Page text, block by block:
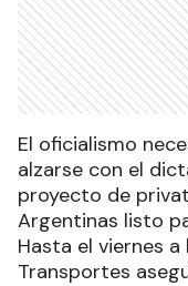
El oficialismo
alzarse con el
proyecto de
Argentinas listo
Hasta el viernes
Transportes